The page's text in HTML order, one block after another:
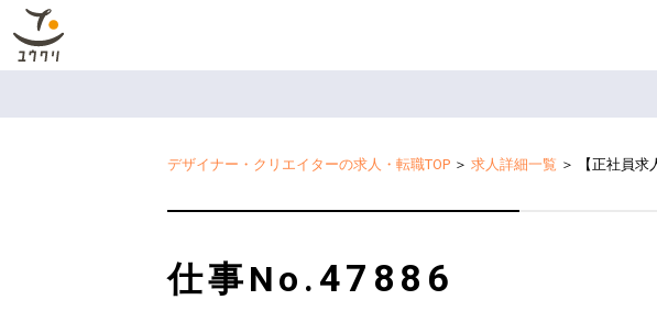
デザイナー・クリエイターの求人・転職TOP ＞ 求人詳細一覧 ＞ 【正社員
仕事No. 47886